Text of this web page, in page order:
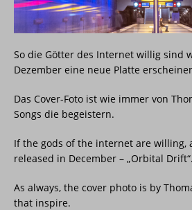
So die Götter des Internet willig sind
Dezember eine neue Platte
Das Cover-Foto ist wie immer von
Songs die begeistern.
If the gods of the internet are willing,
released in December – „Orbital Drift“.
As always, the cover photo is by
that inspire.